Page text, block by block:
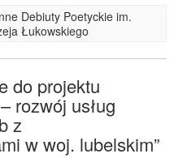
Debiuty Poetyckie im.
Łukowskiego
do projektu
rozwój usług
z
w woj. lubelskim”